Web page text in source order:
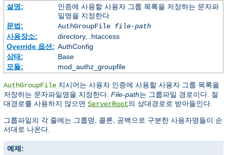
설명:
인증에 사용할 사용자 그룹 목록을 저장하는 문자파
일명을 지정한다
문법:
AuthGroupFile file-path
사용장소:
directory, .htaccess
Override 옵션: AuthConfig
상태:
Base
모듈:
mod_authz_groupfile
AuthGroupFile 지시어는 사용자 인증에 사용할 사용자 그룹 목록을
저장하는 문자파일명을 지정한다. File-path는 그룹파일 경로이다. 절
대경로를 사용하지 않으면 ServerRoot의 상대경로로 받아들인다.
그룹파일의 각 줄에는 그룹명, 콜론, 공백으로 구분한 사용자명들이 순
서대로 나온다.
예제: